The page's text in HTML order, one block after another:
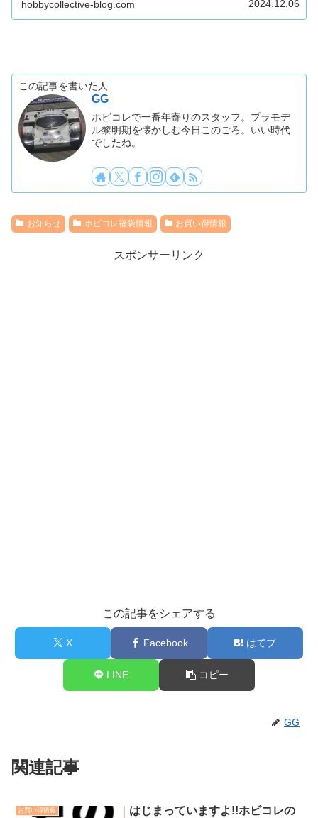
hobbycollective-blog.com 2024.12.06
この記事を書いた人
GG
ホビコレで一番年寄りのスタッフ。プラモデ
ル黎明期を懐かしむ今日このごろ。いい時代
でしたね。
お知らせ ホビコレ福袋情報 お買い得情報
スポンサーリンク
この記事をシェアする
X Facebook はてブ
LINE コピー
GG
関連記事
お買い得情報
はじまっていますよ!!ホビコレの